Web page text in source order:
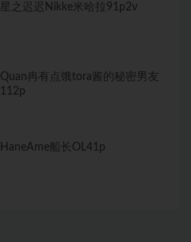
星之迟迟Nikke米哈拉91p2v
Quan冉有点饿tora酱的秘密男友
112p
HaneAme船长OL41p